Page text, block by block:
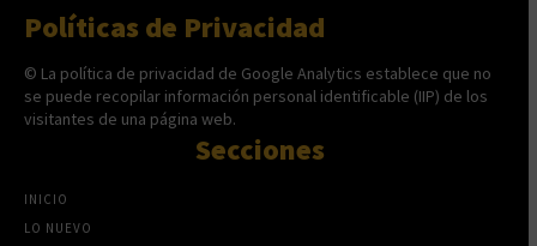
Políticas de Privacidad
© La política de privacidad de Google Analytics establece que no
se puede recopilar información personal identificable (IIP) de los
visitantes de una página web.
Secciones
INICIO
LO NUEVO